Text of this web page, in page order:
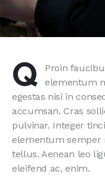
Q
Proin
elementum
egestas nisi in
accumsan. Cras
pulvinar. Integer
elementum semper
tellus. Aenean leo
eleifend ac, enim.